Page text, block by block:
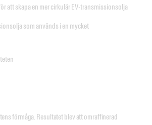
att skapa en mer cirkulär EV-transmissionsolja
som används i en mycket
förmåga. Resultatet blev att omraffinerad